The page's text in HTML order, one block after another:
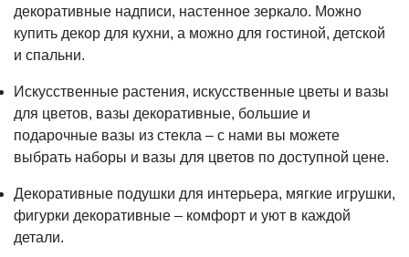
декоративные надписи, настенное зеркало. Можно
купить декор для кухни, а можно для гостиной, детской
и спальни.
Искусственные растения, искусственные цветы и вазы
для цветов, вазы декоративные, большие и
подарочные вазы из стекла – с нами вы можете
выбрать наборы и вазы для цветов по доступной цене.
Декоративные подушки для интерьера, мягкие игрушки,
фигурки декоративные – комфорт и уют в каждой
детали.